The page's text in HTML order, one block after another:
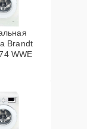
Brandt
WWE